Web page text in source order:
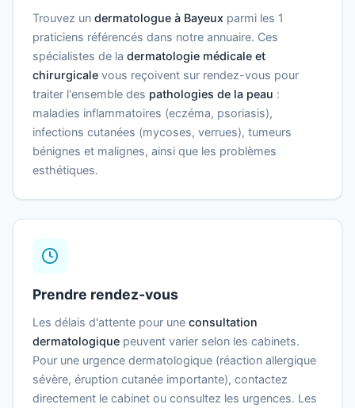
Trouvez un dermatologue à Bayeux parmi les 1
praticiens référencés dans notre annuaire. Ces
spécialistes de la dermatologie médicale et
chirurgicale vous reçoivent sur rendez-vous pour
traiter l'ensemble des pathologies de la peau :
maladies inflammatoires (eczéma, psoriasis),
infections cutanées (mycoses, verrues), tumeurs
bénignes et malignes, ainsi que les problèmes
esthétiques.
Prendre rendez-vous
Les délais d'attente pour une consultation
dermatologique peuvent varier selon les cabinets.
Pour une urgence dermatologique (réaction allergique
sévère, éruption cutanée importante), contactez
directement le cabinet ou consultez les urgences. Les